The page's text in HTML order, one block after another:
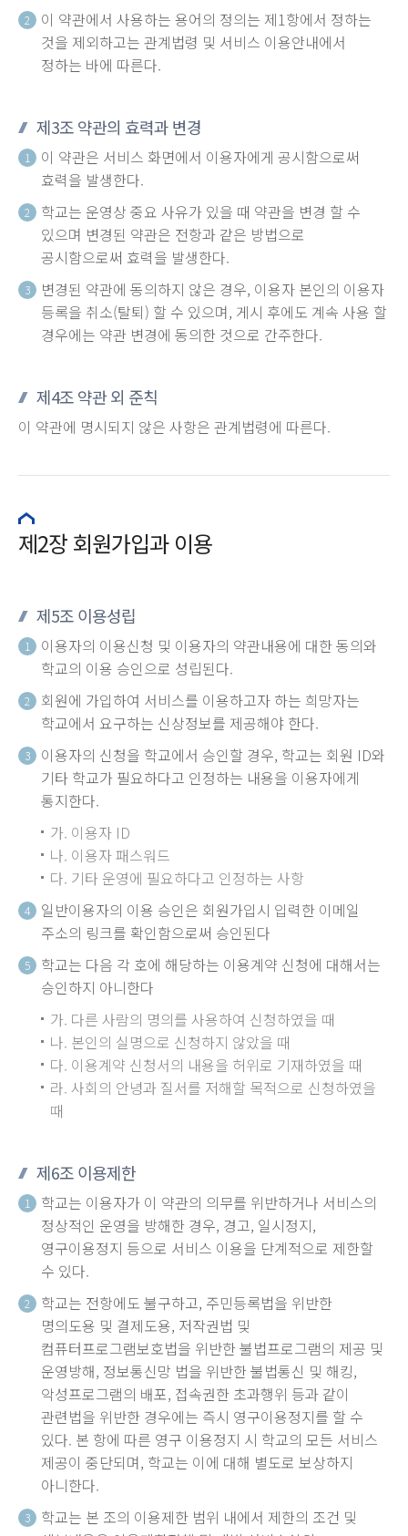
2
이 약관에서 사용하는 용어의 정의는 제1항에서 정하는
것을 제외하고는 관계법령 및 서비스 이용안내에서
정하는 바에 따른다.
제3조 약관의 효력과 변경
1
이 약관은 서비스 화면에서 이용자에게 공시함으로써
효력을 발생한다.
2
학교는 운영상 중요 사유가 있을 때 약관을 변경 할 수
있으며 변경된 약관은 전항과 같은 방법으로
공시함으로써 효력을 발생한다.
3
변경된 약관에 동의하지 않은 경우, 이용자 본인의 이용자
등록을 취소(탈퇴) 할 수 있으며, 게시 후에도 계속 사용 할
경우에는 약관 변경에 동의한 것으로 간주한다.
제4조 약관 외 준칙
이 약관에 명시되지 않은 사항은 관계법령에 따른다.
제2장 회원가입과 이용
제5조 이용성립
1
이용자의 이용신청 및 이용자의 약관내용에 대한 동의와
학교의 이용 승인으로 성립된다.
2
회원에 가입하여 서비스를 이용하고자 하는 희망자는
학교에서 요구하는 신상정보를 제공해야 한다.
3
이용자의 신청을 학교에서 승인할 경우, 학교는 회원 ID와
기타 학교가 필요하다고 인정하는 내용을 이용자에게
통지한다.
가. 이용자 ID
나. 이용자 패스워드
다. 기타 운영에 필요하다고 인정하는 사항
4
일반이용자의 이용 승인은 회원가입시 입력한 이메일
주소의 링크를 확인함으로써 승인된다
5
학교는 다음 각 호에 해당하는 이용계약 신청에 대해서는
승인하지 아니한다
가. 다른 사람의 명의를 사용하여 신청하였을 때
나. 본인의 실명으로 신청하지 않았을 때
다. 이용계약 신청서의 내용을 허위로 기재하였을 때
라. 사회의 안녕과 질서를 저해할 목적으로 신청하였을
때
제6조 이용제한
1
학교는 이용자가 이 약관의 의무를 위반하거나 서비스의
정상적인 운영을 방해한 경우, 경고, 일시정지,
영구이용정지 등으로 서비스 이용을 단계적으로 제한할
수 있다.
2
학교는 전항에도 불구하고, 주민등록법을 위반한
명의도용 및 결제도용, 저작권법 및
컴퓨터프로그램보호법을 위반한 불법프로그램의 제공 및
운영방해, 정보통신망 법을 위반한 불법통신 및 해킹,
악성프로그램의 배포, 접속권한 초과행위 등과 같이
관련법을 위반한 경우에는 즉시 영구이용정지를 할 수
있다. 본 항에 따른 영구 이용정지 시 학교의 모든 서비스
제공이 중단되며, 학교는 이에 대해 별도로 보상하지
아니한다.
3
학교는 본 조의 이용제한 범위 내에서 제한의 조건 및